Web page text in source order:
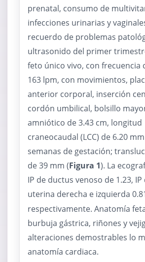
prenatal, consumo de
infecciones urinarias y
recuerdo de problemas
ultrasonido del primer
feto único vivo, con frecuencia
163 lpm, con movimientos,
anterior corporal, inserción
cordón umbilical, bolsillo
amniótico de 3.43 cm, longitud
craneocaudal (LCC) de 6.20
semanas de gestación;
de 39 mm (Figura 1). La
IP de ductus venoso de 1.23,
uterina derecha e izquierda
respectivamente. Anatomía
burbuja gástrica, riñones y
alteraciones demostrables lo
anatomía cardiaca.